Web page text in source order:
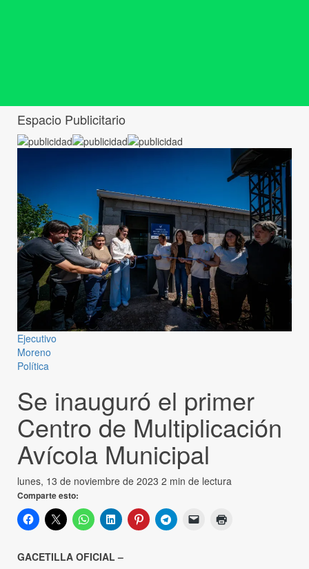
Espacio Publicitario
Ejecutivo
Moreno
Política
Se inauguró el primer
Centro de Multiplicación
Avícola Municipal
lunes, 13 de noviembre de 2023 2 min de lectura
Comparte esto:
GACETILLA OFICIAL –